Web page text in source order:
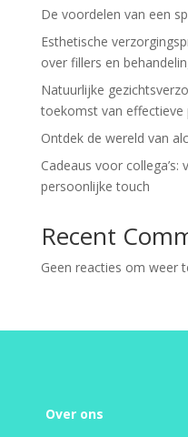
De voordelen van een
Esthetische
over fillers en
Natuurlijke
toekomst van effectieve
Ontdek de wereld van
Cadeaus voor
persoonlijke touch
Recent
Geen reacties om weer
Over ons